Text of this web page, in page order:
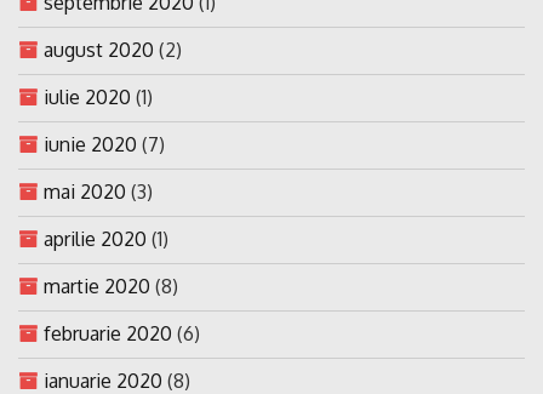
august 2020 (2)
iulie 2020 (1)
iunie 2020 (7)
mai 2020 (3)
aprilie 2020 (1)
martie 2020 (8)
februarie 2020 (6)
ianuarie 2020 (8)